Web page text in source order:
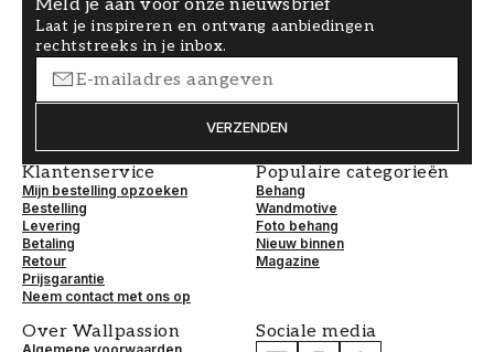
Meld je aan voor onze nieuwsbrief
Laat je inspireren en ontvang aanbiedingen
rechtstreeks in je inbox.
VERZENDEN
Klantenservice
Mijn bestelling opzoeken
Bestelling
Levering
Betaling
Retour
Prijsgarantie
Neem contact met ons op
Populaire categorieën
Behang
Wandmotive
Foto behang
Nieuw binnen
Magazine
Over Wallpassion Sociale media